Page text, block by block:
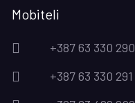
Mobiteli
+387 63 330 290
+387 63 330 291